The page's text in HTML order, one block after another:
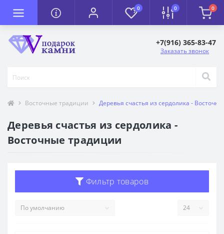
0 0 0
+7(916) 365-83-47
Заказать звонок
Восточные традиции Деревья счастья из сердолика -
Деревья счастья из сердолика -
Восточные традиции
Фильтр товаров